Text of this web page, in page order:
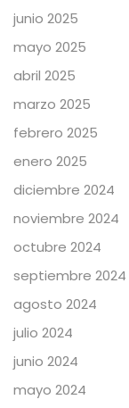
junio 2025
mayo 2025
abril 2025
marzo 2025
febrero 2025
enero 2025
diciembre 2024
noviembre 2024
octubre 2024
septiembre 2024
agosto 2024
julio 2024
junio 2024
mayo 2024